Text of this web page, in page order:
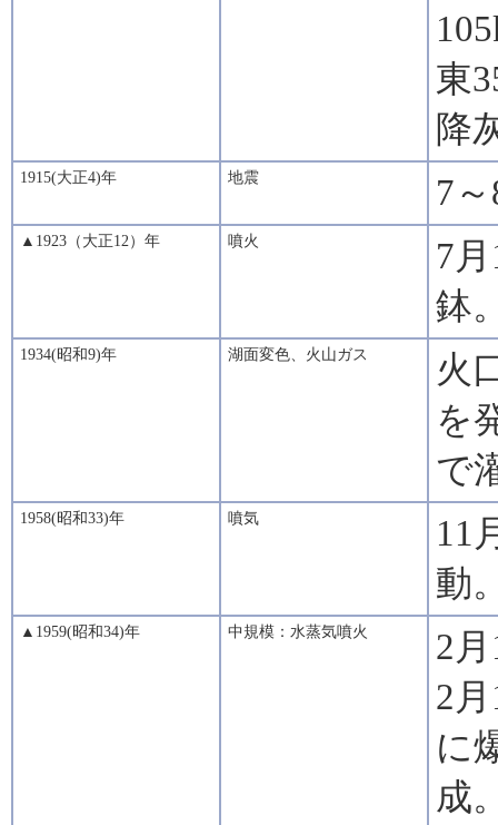
東
降
1915(大正4)年 地震 7
▲1923（大正12）年 噴火
7
鉢
1934(昭和9)年 湖面変色、火山ガス
火
を
で
1958(昭和33)年 噴気
11
動
▲1959(昭和34)年 中規模：水蒸気噴火
2
2
に
成